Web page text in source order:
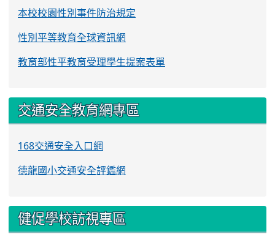
本校校園性別事件防治規定
性別平等教育全球資訊網
教育部性平教育受理學生提案表單
交通安全教育網專區
168交通安全入口網
德龍國小交通安全評鑑網
健促學校訪視專區